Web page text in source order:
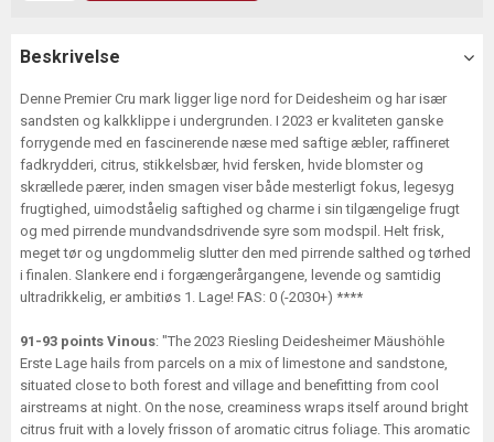
Beskrivelse
Denne Premier Cru mark ligger lige nord for Deidesheim og har især
sandsten og kalkklippe i undergrunden. I 2023 er kvaliteten ganske
forrygende med en fascinerende næse med saftige æbler, raffineret
fadkrydderi, citrus, stikkelsbær, hvid fersken, hvide blomster og
skrællede pærer, inden smagen viser både mesterligt fokus, legesyg
frugtighed, uimodståelig saftighed og charme i sin tilgængelige frugt
og med pirrende mundvandsdrivende syre som modspil. Helt frisk,
meget tør og ungdommelig slutter den med pirrende salthed og tørhed
i finalen. Slankere end i forgængerårgangene, levende og samtidig
ultradrikkelig, er ambitiøs 1. Lage! FAS: 0 (-2030+) ****
91-93 points Vinous: "The 2023 Riesling Deidesheimer Mäushöhle
Erste Lage hails from parcels on a mix of limestone and sandstone,
situated close to both forest and village and benefitting from cool
airstreams at night. On the nose, creaminess wraps itself around bright
citrus fruit with a lovely frisson of aromatic citrus foliage. This aromatic